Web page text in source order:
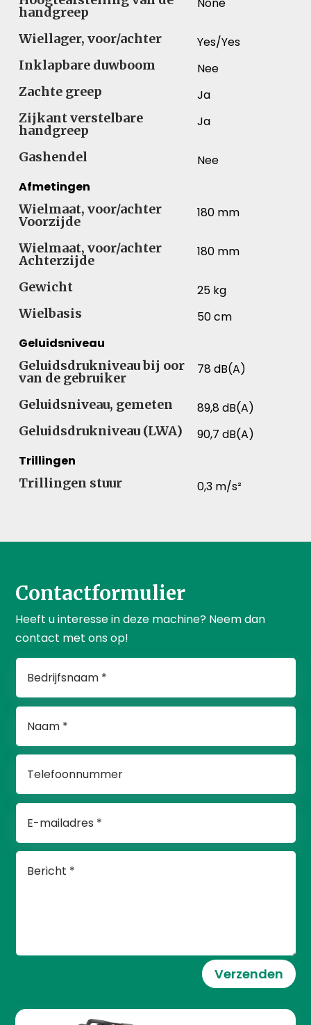
handgreep
None
Wiellager, voor/achter
Yes/Yes
Inklapbare duwboom
Nee
Zachte greep
Ja
Zijkant verstelbare
handgreep
Ja
Gashendel
Nee
Afmetingen
Wielmaat, voor/achter
Voorzijde
180 mm
Wielmaat, voor/achter
Achterzijde
180 mm
Gewicht
25 kg
Wielbasis
50 cm
Geluidsniveau
Geluidsdrukniveau bij oor
van de gebruiker
78 dB(A)
Geluidsniveau, gemeten
89,8 dB(A)
Geluidsdrukniveau (LWA)
90,7 dB(A)
Trillingen
Trillingen stuur
0,3 m/s²
Contactformulier
Heeft u interesse in deze machine? Neem dan
contact met ons op!
Verzenden